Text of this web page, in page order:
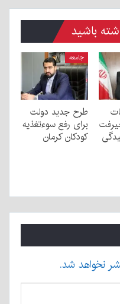
باشید
جامعه
طرح جدید دولت
برای رفع سوءتغذیه
کودکان کرمان
نخواهد شد.